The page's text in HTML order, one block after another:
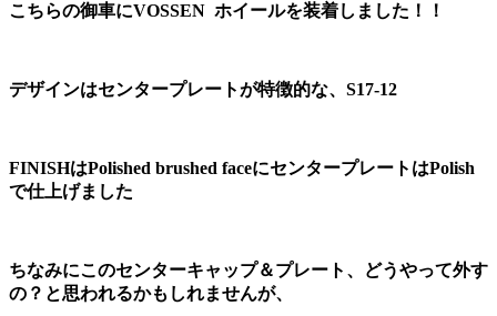
こちらの御車にVOSSEN ホイールを装着しました！！
デザインはセンタープレートが特徴的な、S17-12
FINISHはPolished brushed faceにセンタープレートはPolish
で仕上げました
ちなみにこのセンターキャップ＆プレート、どうやって外す
の？と思われるかもしれませんが、